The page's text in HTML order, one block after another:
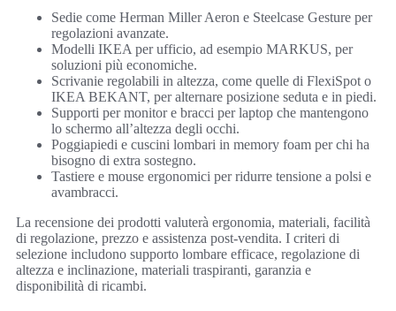
Sedie come Herman Miller Aeron e Steelcase Gesture per
regolazioni avanzate.
Modelli IKEA per ufficio, ad esempio MARKUS, per
soluzioni più economiche.
Scrivanie regolabili in altezza, come quelle di FlexiSpot o
IKEA BEKANT, per alternare posizione seduta e in piedi.
Supporti per monitor e bracci per laptop che mantengono
lo schermo all’altezza degli occhi.
Poggiapiedi e cuscini lombari in memory foam per chi ha
bisogno di extra sostegno.
Tastiere e mouse ergonomici per ridurre tensione a polsi e
avambracci.
La recensione dei prodotti valuterà ergonomia, materiali, facilità
di regolazione, prezzo e assistenza post-vendita. I criteri di
selezione includono supporto lombare efficace, regolazione di
altezza e inclinazione, materiali traspiranti, garanzia e
disponibilità di ricambi.